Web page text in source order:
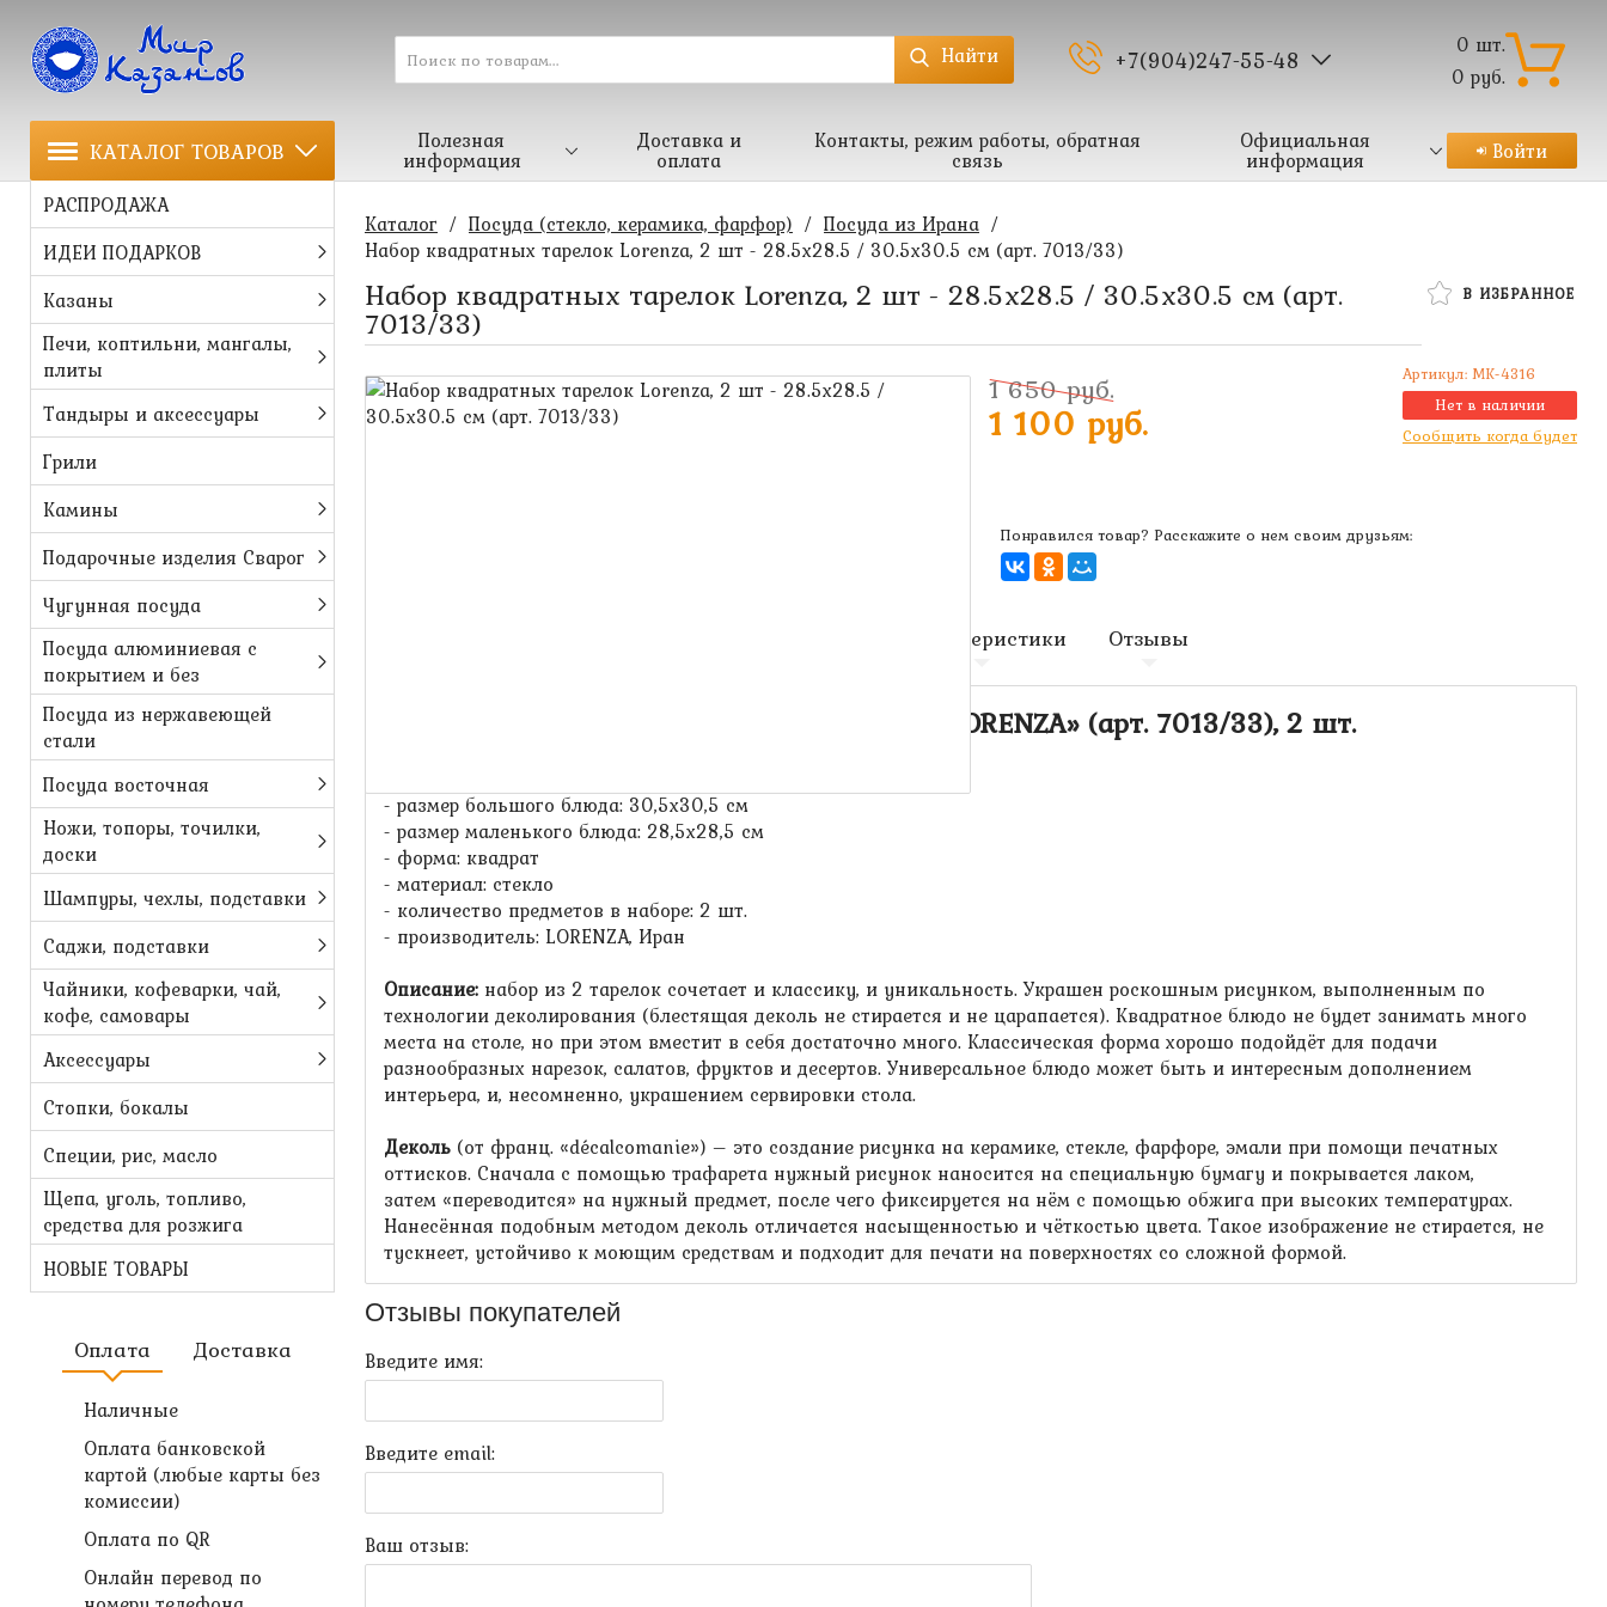
Найти +7(904)247-55-48 0 шт.
0 руб.
КАТАЛОГ ТОВАРОВ
РАСПРОДАЖА
ИДЕИ ПОДАРКОВ
Казаны
Печи, коптильни, мангалы,
плиты
Тандыры и аксессуары
Грили
Камины
Подарочные изделия Сварог
Чугунная посуда
Посуда алюминиевая с
покрытием и без
Посуда из нержавеющей
стали
Посуда восточная
Ножи, топоры, точилки,
доски
Шампуры, чехлы, подставки
Саджи, подставки
Чайники, кофеварки, чай,
кофе, самовары
Аксессуары
Стопки, бокалы
Специи, рис, масло
Щепа, уголь, топливо,
средства для розжига
НОВЫЕ ТОВАРЫ
Оплата Доставка
Наличные
Оплата банковской
картой (любые карты без
комиссии)
Оплата по QR
Онлайн перевод по
Полезная
информация
Доставка и
оплата
Контакты, режим работы, обратная
связь
Официальная
информация Войти
Каталог / Посуда (стекло, керамика, фарфор) / Посуда из Ирана /
Набор квадратных тарелок Lorenza, 2 шт - 28.5х28.5 / 30.5х30.5 см (арт. 7013/33)
В ИЗБРАННОЕ
Набор квадратных тарелок Lorenza, 2 шт - 28.5х28.5 / 30.5х30.5 см (арт.
7013/33)
1 650 руб.
1 100 руб.
Артикул: MK-4316
Нет в наличии
Сообщить когда будет
Понравился товар? Расскажите о нем своим друзьям:
Характеристики Отзывы
Набор квадратных стеклянных тарелок «LORENZA» (арт. 7013/33), 2 шт.
- размер большого блюда: 30,5х30,5 см
- размер маленького блюда: 28,5х28,5 см
- форма: квадрат
- материал: стекло
- количество предметов в наборе: 2 шт.
- производитель: LORENZA, Иран
Описание: набор из 2 тарелок сочетает и классику, и уникальность. Украшен роскошным рисунком, выполненным по
технологии деколирования (блестящая деколь не стирается и не царапается). Квадратное блюдо не будет занимать много
места на столе, но при этом вместит в себя достаточно много. Классическая форма хорошо подойдёт для подачи
разнообразных нарезок, салатов, фруктов и десертов. Универсальное блюдо может быть и интересным дополнением
интерьера, и, несомненно, украшением сервировки стола.
Деколь (от франц. «décalcomanie») – это создание рисунка на керамике, стекле, фарфоре, эмали при помощи печатных
оттисков. Сначала с помощью трафарета нужный рисунок наносится на специальную бумагу и покрывается лаком,
затем «переводится» на нужный предмет, после чего фиксируется на нём с помощью обжига при высоких температурах.
Нанесённая подобным методом деколь отличается насыщенностью и чёткостью цвета. Такое изображение не стирается, не
тускнеет, устойчиво к моющим средствам и подходит для печати на поверхностях со сложной формой.
Отзывы покупателей
Введите имя:
Введите email:
Ваш отзыв: